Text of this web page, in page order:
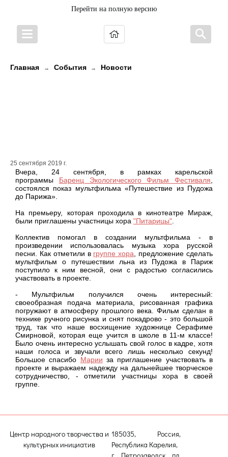
Перейти на полную версию
Главная → События → Новости
25 сентября 2019 г.
Вчера, 24 сентября, в рамках карельской
программы Баренц Экологического Фильм Фестиваля,
состоялся показ мультфильма «Путешествие из Пудожа
до Парижа».
На премьеру, которая проходила в кинотеатре Мираж,
были приглашены участницы хора "Питарицы".
Коллектив помогал в создании мультфильма - в
произведении использовалась музыка хора русской
песни. Как отметили в группе хора, предложение сделать
мультфильм о путешествии льна из Пудожа в Париж
поступило к ним весной, они с радостью согласились
участвовать в проекте.
- Мультфильм получился очень интересный:
своеобразная подача материала, рисованная графика
погружают в атмосферу прошлого века. Фильм сделан в
технике ручного рисунка и снят покадрово - это большой
труд, так что наше восхищение художнице Серафиме
Смирновой, которая еще учится в школе в 11-м классе!
Было очень интересно услышать свой голос в кадре, хотя
наши голоса и звучали всего лишь несколько секунд!
Большое спасибо Марии за приглашение участвовать в
проекте и выражаем надежду на дальнейшее творческое
сотрудничество, - отметили участницы хора в своей
группе.
Центр народного творчества и
культурных инициатив
185035, Россия,
Республика Карелия,